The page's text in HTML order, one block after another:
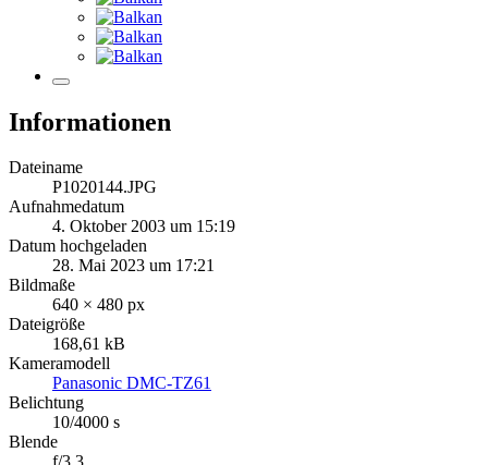
Informationen
Dateiname
P1020144.JPG
Aufnahmedatum
4. Oktober 2003 um 15:19
Datum hochgeladen
28. Mai 2023 um 17:21
Bildmaße
640 × 480 px
Dateigröße
168,61 kB
Kameramodell
Panasonic DMC-TZ61
Belichtung
10/4000 s
Blende